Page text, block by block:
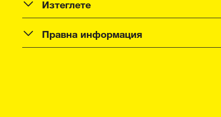
Правна информация